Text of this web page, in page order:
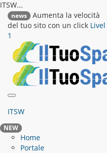
ITSW...
news
Aumenta la velocità
del tuo sito con un click Livel
1
ITSW
NEW
Home
Portale